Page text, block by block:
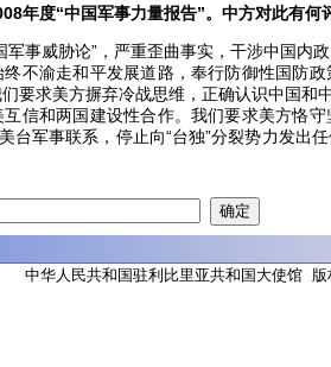
年度“中国军事力量报告”。中方对此有何
威胁论”，严重歪曲事实，干涉中国内政
不渝走和平发展道路，奉行防御性国防
要求美方摒弃冷战思维，正确认识中国和
信和两国建设性合作。我们要求美方恪
台军事联系，停止向“台独”分裂势力发出
中华人民共和国驻利比里亚共和国大使馆 版